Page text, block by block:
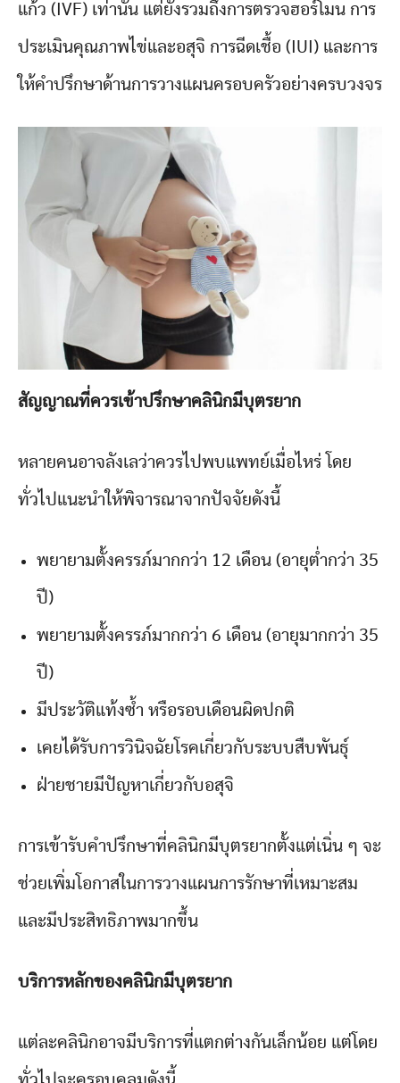
แก้ว (IVF) เท่านั้น แต่ยังรวมถึงการตรวจฮอร์โมน การ
ประเมินคุณภาพไข่และอสุจิ การฉีดเชื้อ (IUI) และการ
ให้คำปรึกษาด้านการวางแผนครอบครัวอย่างครบวงจร
สัญญาณที่ควรเข้าปรึกษาคลินิกมีบุตรยาก
หลายคนอาจลังเลว่าควรไปพบแพทย์เมื่อไหร่ โดย
ทั่วไปแนะนำให้พิจารณาจากปัจจัยดังนี้
พยายามตั้งครรภ์มากกว่า 12 เดือน (อายุต่ำกว่า 35
ปี)
พยายามตั้งครรภ์มากกว่า 6 เดือน (อายุมากกว่า 35
ปี)
มีประวัติแท้งซ้ำ หรือรอบเดือนผิดปกติ
เคยได้รับการวินิจฉัยโรคเกี่ยวกับระบบสืบพันธุ์
ฝ่ายชายมีปัญหาเกี่ยวกับอสุจิ
การเข้ารับคำปรึกษาที่คลินิกมีบุตรยากตั้งแต่เนิ่น ๆ จะ
ช่วยเพิ่มโอกาสในการวางแผนการรักษาที่เหมาะสม
และมีประสิทธิภาพมากขึ้น
บริการหลักของคลินิกมีบุตรยาก
แต่ละคลินิกอาจมีบริการที่แตกต่างกันเล็กน้อย แต่โดย